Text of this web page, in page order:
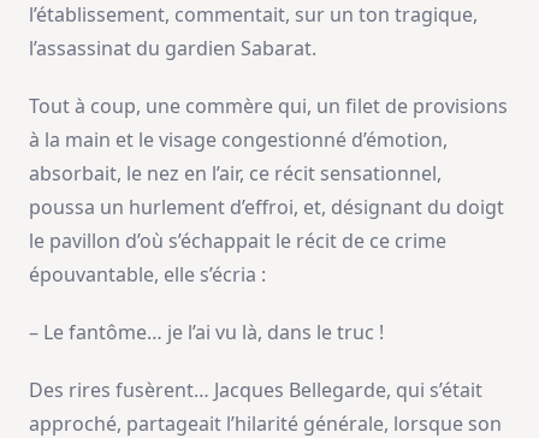
l’établissement, commentait, sur un ton tragique,
l’assassinat du gardien Sabarat.
Tout à coup, une commère qui, un filet de provisions
à la main et le visage congestionné d’émotion,
absorbait, le nez en l’air, ce récit sensationnel,
poussa un hurlement d’effroi, et, désignant du doigt
le pavillon d’où s’échappait le récit de ce crime
épouvantable, elle s’écria :
– Le fantôme… je l’ai vu là, dans le truc !
Des rires fusèrent… Jacques Bellegarde, qui s’était
approché, partageait l’hilarité générale, lorsque son